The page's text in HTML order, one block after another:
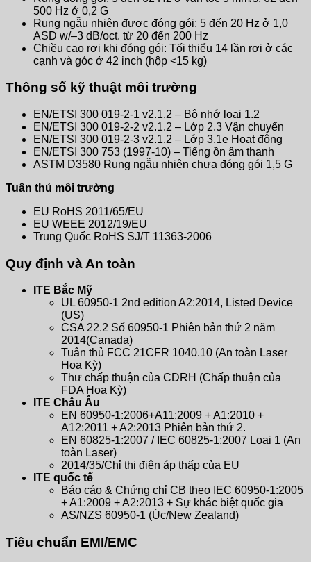
500 Hz ở 0,2 G
Rung ngẫu nhiên được đóng gói: 5 đến 20 Hz ở 1,0
ASD w/–3 dB/oct. từ 20 đến 200 Hz
Chiều cao rơi khi đóng gói: Tối thiểu 14 lần rơi ở các
cạnh và góc ở 42 inch (hộp <15 kg)
Thông số kỹ thuật môi trường
EN/ETSI 300 019-2-1 v2.1.2 – Bộ nhớ loại 1.2
EN/ETSI 300 019-2-2 v2.1.2 – Lớp 2.3 Vận chuyển
EN/ETSI 300 019-2-3 v2.1.2 – Lớp 3.1e Hoạt động
EN/ETSI 300 753 (1997-10) – Tiếng ồn âm thanh
ASTM D3580 Rung ngẫu nhiên chưa đóng gói 1,5 G
Tuân thủ môi trường
EU RoHS 2011/65/EU
EU WEEE 2012/19/EU
Trung Quốc RoHS SJ/T 11363-2006
Quy định và An toàn
ITE Bắc Mỹ
UL 60950-1 2nd edition A2:2014, Listed Device
(US)
CSA 22.2 Số 60950-1 Phiên bản thứ 2 năm
2014(Canada)
Tuân thủ FCC 21CFR 1040.10 (An toàn Laser
Hoa Kỳ)
Thư chấp thuận của CDRH (Chấp thuận của
FDA Hoa Kỳ)
ITE Châu Âu
EN 60950-1:2006+A11:2009 + A1:2010 +
A12:2011 + A2:2013 Phiên bản thứ 2.
EN 60825-1:2007 / IEC 60825-1:2007 Loại 1 (An
toàn Laser)
2014/35/Chỉ thị điện áp thấp của EU
ITE quốc tế
Báo cáo & Chứng chỉ CB theo IEC 60950-1:2005
+ A1:2009 + A2:2013 + Sự khác biệt quốc gia
AS/NZS 60950-1 (Úc/New Zealand)
Tiêu chuẩn EMI/EMC